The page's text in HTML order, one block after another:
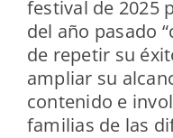
festival de 2025
del año pasado
de repetir su
ampliar su
contenido e
familias de las